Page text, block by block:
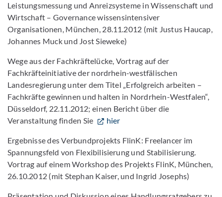
Leistungsmessung und Anreizsysteme in Wissenschaft und
Wirtschaft – Governance wissensintensiver
Organisationen, München, 28.11.2012 (mit Justus Haucap,
Johannes Muck und Jost Sieweke)
Wege aus der Fachkräftelücke, Vortrag auf der
Fachkräfteinitiative der nordrhein-westfälischen
Landesregierung unter dem Titel „Erfolgreich arbeiten –
Fachkräfte gewinnen und halten in Nordrhein-Westfalen“,
Düsseldorf, 22.11.2012; einen Bericht über die
Veranstaltung finden Sie
hier
Ergebnisse des Verbundprojekts FlinK: Freelancer im
Spannungsfeld von Flexibilisierung und Stabilisierung.
Vortrag auf einem Workshop des Projekts FlinK, München,
26.10.2012 (mit Stephan Kaiser, und Ingrid Josephs)